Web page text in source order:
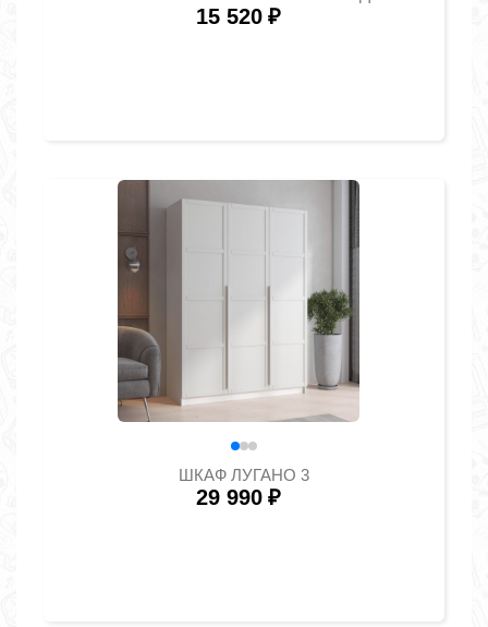
15 520 ₽
ШКАФ ЛУГАНО 3
29 990 ₽